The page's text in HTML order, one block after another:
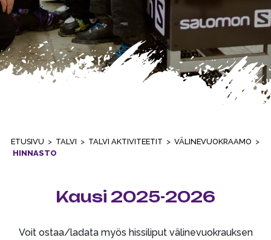
ETUSIVU > TALVI > TALVI AKTIVITEETIT > VÄLINEVUOKRAAMO >
HINNASTO
Kausi 2025-2026
Voit ostaa/ladata myös hissiliput välinevuokrauksen